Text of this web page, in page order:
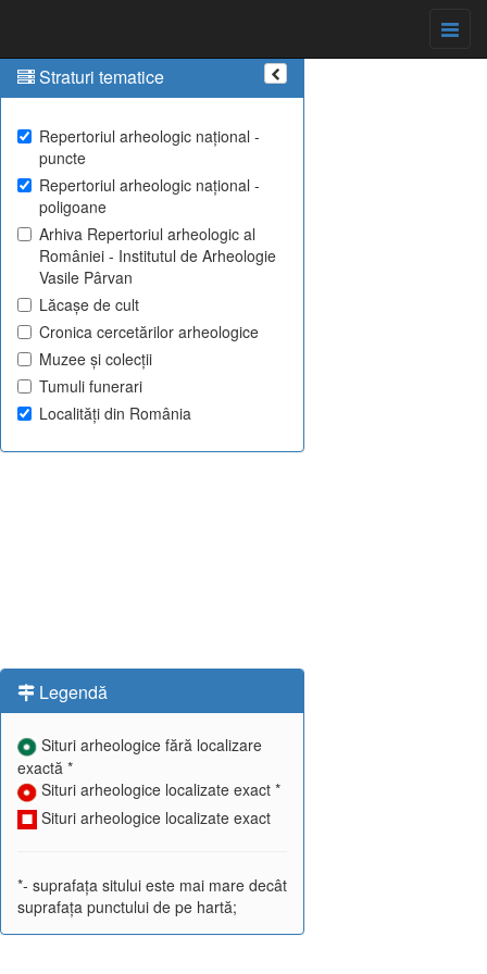
Straturi tematice
Repertoriul arheologic național -
puncte
Repertoriul arheologic național -
poligoane
Arhiva Repertoriul arheologic al
României - Institutul de Arheologie
Vasile Pârvan
Lăcașe de cult
Cronica cercetărilor arheologice
Muzee și colecții
Tumuli funerari
Localități din România
Legendă
Situri arheologice fără localizare
exactă *
Situri arheologice localizate exact *
Situri arheologice localizate exact
*- suprafața sitului este mai mare decât
suprafața punctului de pe hartă;